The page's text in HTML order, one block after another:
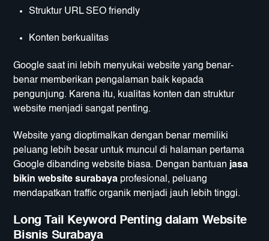
Struktur URL SEO friendly
Konten berkualitas
Google saat ini lebih menyukai website yang benar-
benar memberikan pengalaman baik kepada
pengunjung. Karena itu, kualitas konten dan struktur
website menjadi sangat penting.
Website yang dioptimalkan dengan benar memiliki
peluang lebih besar untuk muncul di halaman pertama
Google dibanding website biasa. Dengan bantuan jasa
bikin website surabaya profesional, peluang
mendapatkan traffic organik menjadi jauh lebih tinggi.
Long Tail Keyword Penting dalam Website
Bisnis Surabaya